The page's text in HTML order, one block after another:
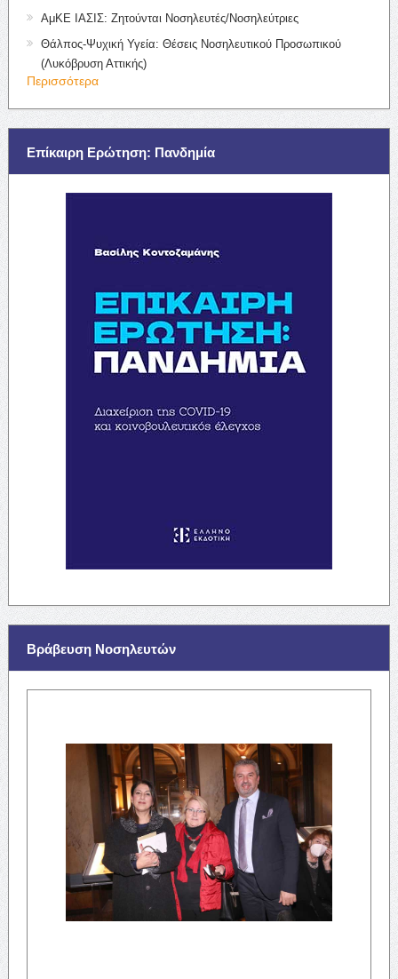
ΑμΚΕ ΙΑΣΙΣ: Ζητούνται Νοσηλευτές/Νοσηλεύτριες
Θάλπος-Ψυχική Υγεία: Θέσεις Νοσηλευτικού Προσωπικού
(Λυκόβρυση Αττικής)
Περισσότερα
Επίκαιρη Ερώτηση: Πανδημία
Βράβευση Νοσηλευτών